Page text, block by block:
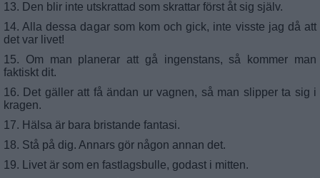
13. Den blir inte utskrattad som skrattar först åt sig själv.
14. Alla dessa dagar som kom och gick, inte visste jag då att
det var livet!
15. Om man planerar att gå ingenstans, så kommer man
faktiskt dit.
16. Det gäller att få ändan ur vagnen, så man slipper ta sig i
kragen.
17. Hälsa är bara bristande fantasi.
18. Stå på dig. Annars gör någon annan det.
19. Livet är som en fastlagsbulle, godast i mitten.